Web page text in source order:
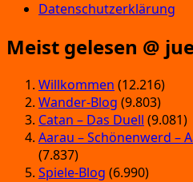
Datenschutzerklärung
Meist gelesen @
Willkommen (12.216)
Wander-Blog (9.803)
Catan – Das Duell (9.081)
Aarau – Schönenwerd –
(7.837)
Spiele-Blog (6.990)